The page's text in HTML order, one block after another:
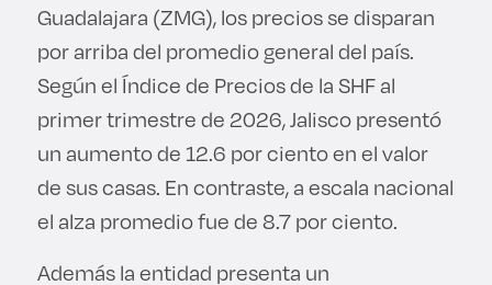
Guadalajara (ZMG), los precios se disparan
por arriba del promedio general del país.
Según el Índice de Precios de la SHF al
primer trimestre de 2026, Jalisco presentó
un aumento de 12.6 por ciento en el valor
de sus casas. En contraste, a escala nacional
el alza promedio fue de 8.7 por ciento.
Además la entidad presenta un